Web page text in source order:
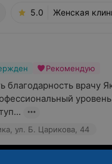
5.0 Женская
Рекомендую
благодарность врачу
ул. Б. Царикова, 44